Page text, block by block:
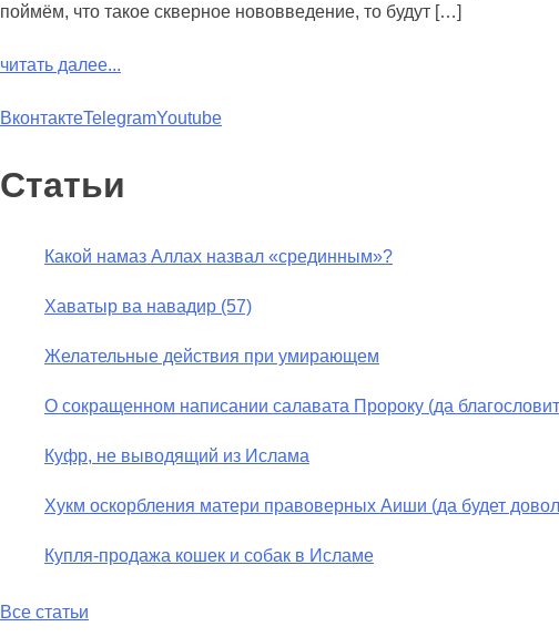
поймём, что такое скверное нововведение, то будут […]
читать далее...
ВконтактеTelegramYoutube
Статьи
Какой намаз Аллах назвал «срединным»?
Хаватыр ва навадир (57)
Желательные действия при умирающем
О сокращенном написании салавата Пророку (да
Куфр, не выводящий из Ислама
Хукм оскорбления матери правоверных Аиши (да будет
Купля-продажа кошек и собак в Исламе
Все статьи